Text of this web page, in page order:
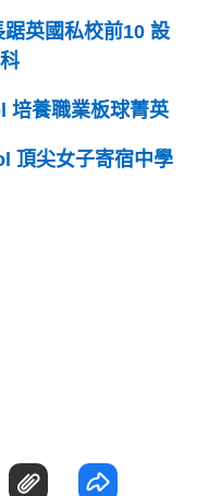
英國私校前10 設
養職業板球菁英
頂尖女子寄宿中學